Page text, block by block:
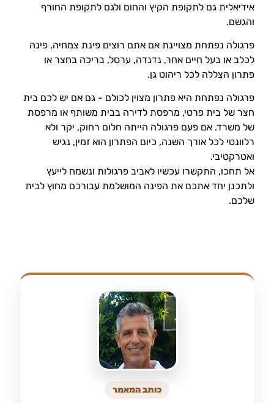
אידיאלית גם לתקופת הקיץ והחום ולגם לתקופת החורף
והגשם.
פרגולה נפתחת מצויינת אם אתם רוצים פינת צמחיה, פינה
לכלב או בעל חיים אחר, נדנדה, ערסל, בריכה בחצר או
פתרון הצללה לכל ריהוט גן.
פרגולה נפתחת היא פתרון מצוין לכולם - גם אם יש לכם בית
חצר של בית פרטי, מרפסת לדירה בבית משותף או מרפסת
של משרד. אם פעם פרגולה הייתה חלום רחוק, יקר ולא
רלוונטי לכל אורך השנה, כיום הפתרון הוא זמין, נגיש
ואטרקטיבי.
אל תחכו, התקשרו עכשיו לאביב פרגולות ונשמח לייעץ
ולתכנן יחד אתכם את הפינה המושלמת עבורכם מחוץ לבית
שלכם.
כותב המאמר